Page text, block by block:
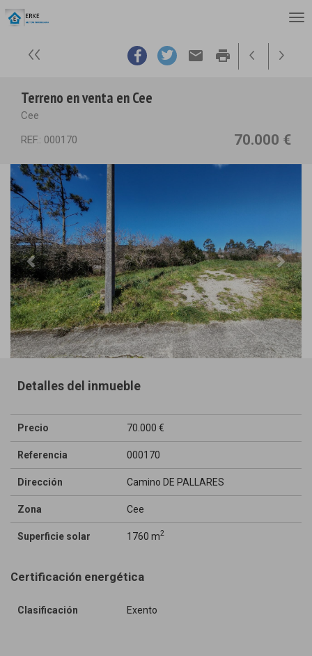
email print
Terreno en venta en Cee
Cee
REF.: 000170
70.000 €
Detalles del inmueble
Precio 70.000 €
Referencia 000170
Dirección Camino DE PALLARES
Zona Cee
Superficie solar 1760 m2
Certificación energética
Clasificación Exento